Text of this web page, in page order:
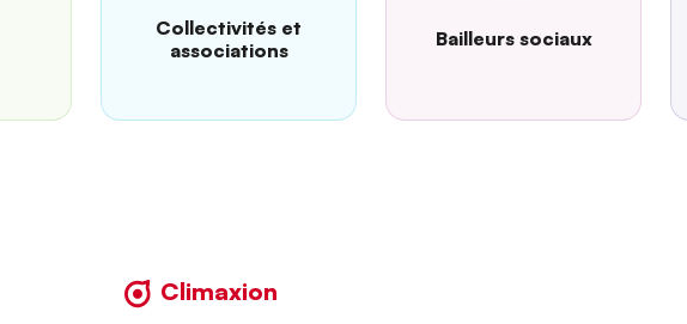
Collectivités et
associations
Bailleurs sociaux
Climaxion